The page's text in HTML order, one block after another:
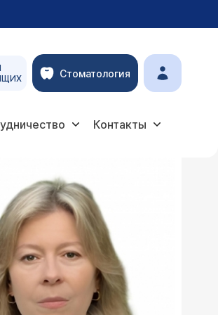
Стоматология
Контакты